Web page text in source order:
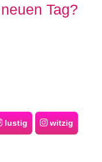
Tag?
lustig witzig